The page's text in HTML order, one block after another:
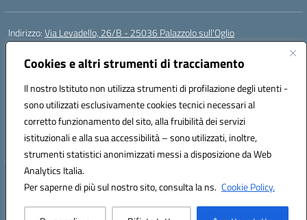
Cookies e altri strumenti di tracciamento
Il nostro Istituto non utilizza strumenti di profilazione degli utenti -
sono utilizzati esclusivamente cookies tecnici necessari al
corretto funzionamento del sito, alla fruibilità dei servizi
istituzionali e alla sua accessibilità – sono utilizzati, inoltre,
strumenti statistici anonimizzati messi a disposizione da Web
Analytics Italia.
Per saperne di più sul nostro sito, consulta la ns. Cookie Policy.
Indirizzo:Via Levadello, 26/B - 25036 Palazzolo sull'Oglio
Centralino:
Posta elettronica certificata (PEC):bsis01800p@pec.istruzione.it
Codice fiscale: 91011920179
Codice meccanografico:BSIS01800P
Codice Indice delle Pubbliche Amministrazioni (IPA): istsc_bsis01800p
Codice unico di fatturazione (CUF): UFLUYU
Hosting & Powered by 3D Solution S.r.l.
Concept & Design by Designers Italia